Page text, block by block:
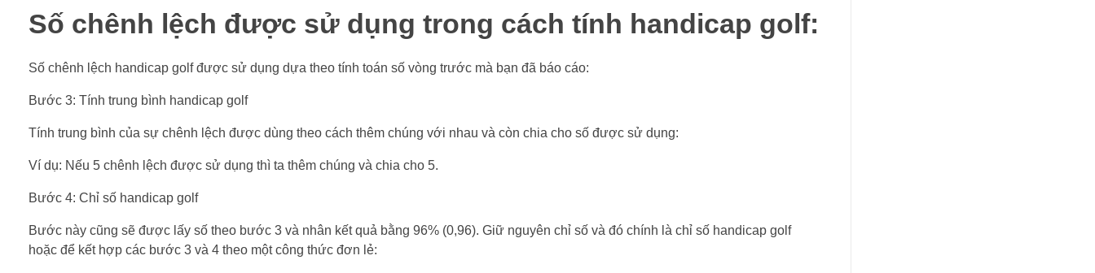
Số chênh lệch được sử dụng trong cách tính handicap golf:
Số chênh lệch handicap golf được sử dụng dựa theo tính toán số vòng trước mà bạn đã báo cáo:
Bước 3: Tính trung bình handicap golf
Tính trung bình của sự chênh lệch được dùng theo cách thêm chúng với nhau và còn chia cho số được sử dụng:
Ví dụ: Nếu 5 chênh lệch được sử dụng thì ta thêm chúng và chia cho 5.
Bước 4: Chỉ số handicap golf
Bước này cũng sẽ được lấy số theo bước 3 và nhân kết quả bằng 96% (0,96). Giữ nguyên chỉ số và đó chính là chỉ số handicap golf
hoặc để kết hợp các bước 3 và 4 theo một công thức đơn lẻ: